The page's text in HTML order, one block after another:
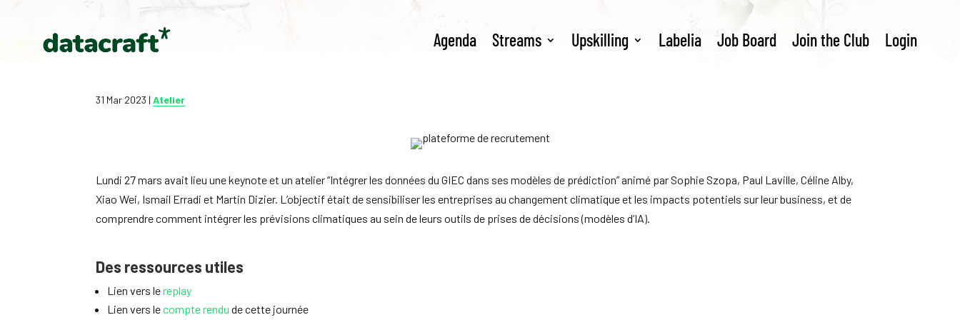
Agenda Streams Upskilling Labelia Job Board Join the Club Login
31 Mar 2023 |Atelier
Lundi 27 mars avait lieu une keynote et un atelier “Intégrer les données du GIEC dans ses modèles de prédiction” animé par Sophie Szopa, Paul Laville, Céline Alby,
Xiao Wei, Ismail Erradi et Martin Dizier. L’objectif était de sensibiliser les entreprises au changement climatique et les impacts potentiels sur leur business, et de
comprendre comment intégrer les prévisions climatiques au sein de leurs outils de prises de décisions (modèles d’IA).
Des ressources utiles
Lien vers lereplay
Lien vers lecompte rendu de cette journée